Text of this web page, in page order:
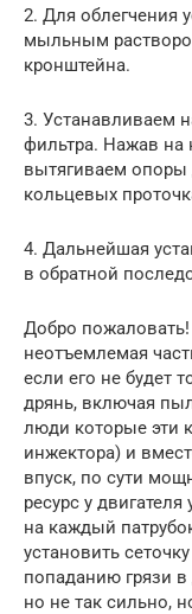
2. Для облегчения
мыльным
кронштейна.
3. Устанавливаем
фильтра. Нажав на
вытягиваем опоры
кольцевых
4. Дальнейшая
в обратной
Добро
неотъемлемая
если его не будет
дрянь, включая
люди которые эти
инжектора) и
впуск, по сути
ресурс у
на каждый
установить
попаданию грязи в
но не так сильно,